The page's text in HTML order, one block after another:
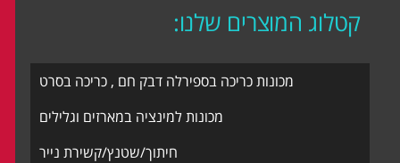
קטלוג המוצרים שלנו:
מכונות כריכה בספירלה דבק חם , כריכה בסרט
מכונות למינציה במארזים וגלילים
חיתוך/שטנץ/קשירת נייר